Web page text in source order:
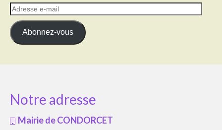
Adresse
e-
mail
Abonnez-vous
Notre adresse
Mairie de CONDORCET